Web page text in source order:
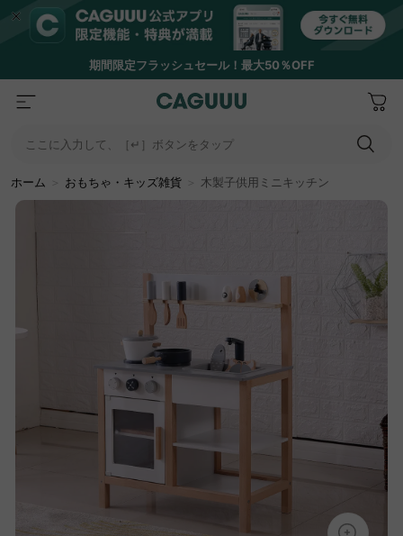
期間限定フラッシュセール！最大50％OFF
ここに入力して、［↵］ボタンをタップ
ホーム おもちゃ・キッズ雑貨 木製子供用ミニキッチン